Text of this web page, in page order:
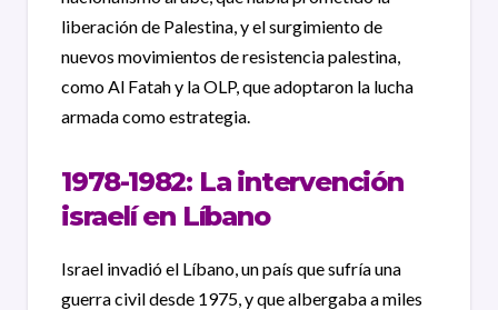
liberación de Palestina, y el surgimiento de
nuevos movimientos de resistencia palestina,
como Al Fatah y la OLP, que adoptaron la lucha
armada como estrategia.
1978-1982: La intervención
israelí en Líbano
Israel invadió el Líbano, un país que sufría una
guerra civil desde 1975, y que albergaba a miles